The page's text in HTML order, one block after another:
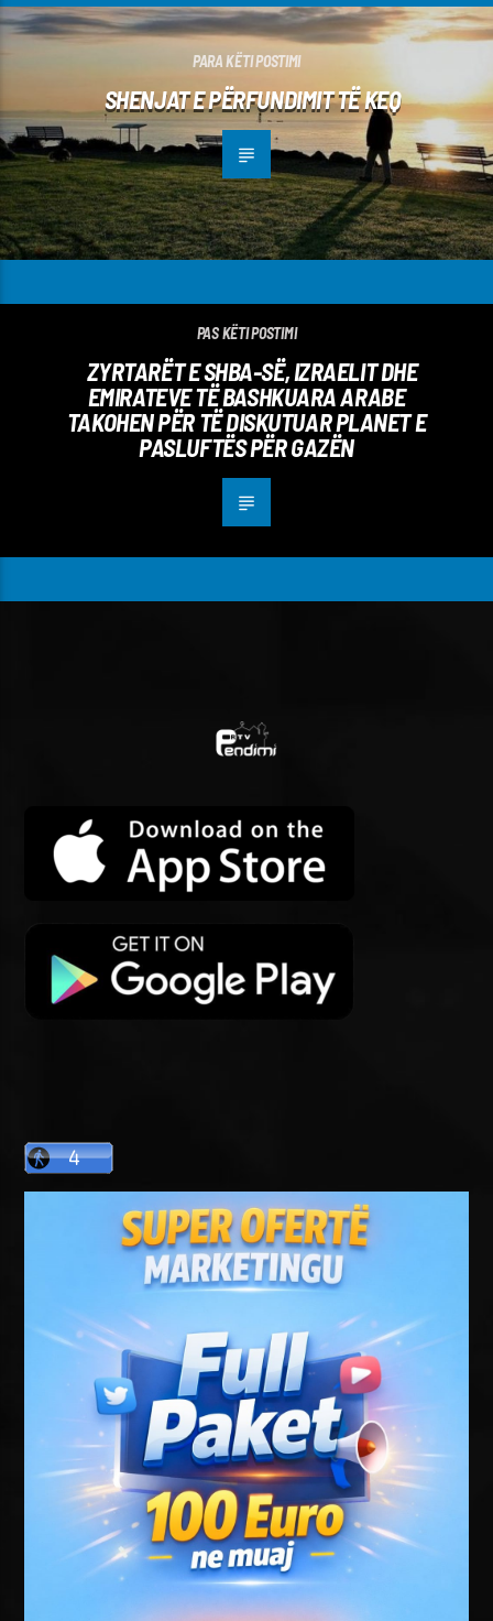
PARA KËTI POSTIMI
SHENJAT E PËRFUNDIMIT TË KEQ
PAS KËTI POSTIMI
ZYRTARËT E SHBA-SË, IZRAELIT DHE
EMIRATEVE TË BASHKUARA ARABE
TAKOHEN PËR TË DISKUTUAR PLANET E
PASLUFTËS PËR GAZËN